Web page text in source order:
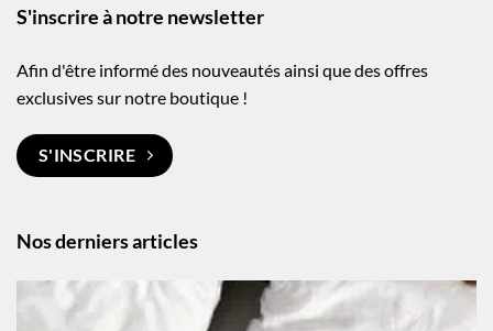
Nos derniers articles
S'inscrire à notre newsletter
Afin d'être informé des nouveautés ainsi que des offres
exclusives sur notre boutique !
S'INSCRIRE